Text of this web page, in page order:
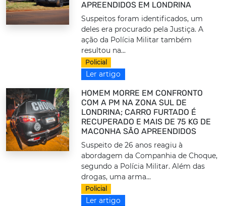
APREENDIDOS EM LONDRINA
Suspeitos foram identificados, um
deles era procurado pela Justiça. A
ação da Polícia Militar também
resultou na...
Policial
Ler artigo
HOMEM MORRE EM CONFRONTO
COM A PM NA ZONA SUL DE
LONDRINA; CARRO FURTADO É
RECUPERADO E MAIS DE 75 KG DE
MACONHA SÃO APREENDIDOS
Suspeito de 26 anos reagiu à
abordagem da Companhia de Choque,
segundo a Polícia Militar. Além das
drogas, uma arma...
Policial
Ler artigo